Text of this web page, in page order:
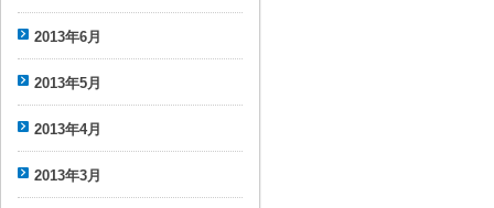
2013年6月
2013年5月
2013年4月
2013年3月